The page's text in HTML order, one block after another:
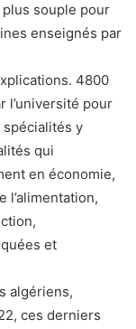
souple pour
enseignés par
4800
l’université pour
y
qui
en économie,
l’alimentation,
et
algériens,
ces derniers